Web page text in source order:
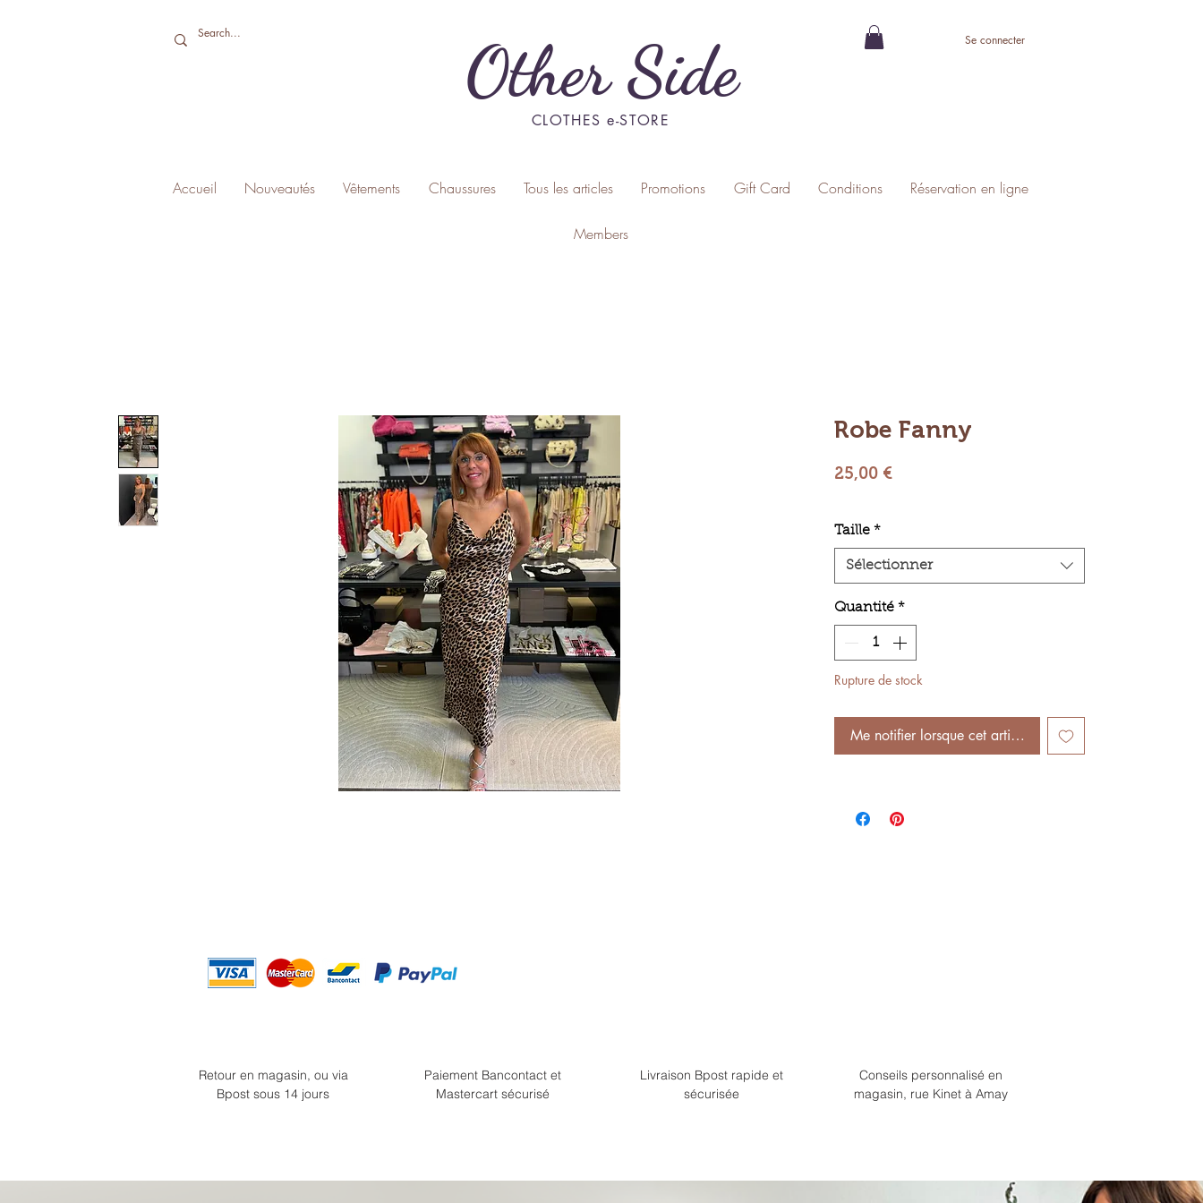
Other Side
CLOTHES e-STORE
Se connecter
Accueil Nouveautés Vêtements Chaussures Tous les articles Promotions Gift Card Conditions Réservation en ligne
Members
Robe Fanny
25,00 €Prix
Taille *
Sélectionner
Quantité *
Rupture de stock
Me notifier lorsque cet article est disponible
Retour en magasin, ou via
Bpost sous 14 jours
Paiement Bancontact et
Mastercart sécurisé
Livraison Bpost rapide et
sécurisée
Conseils personnalisé en
magasin, rue Kinet à Amay